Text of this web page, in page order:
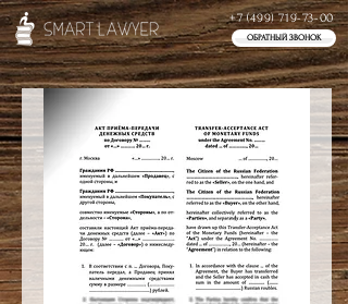
+7 (499) 719-73-00
ОБРАТНЫЙ ЗВОНОК